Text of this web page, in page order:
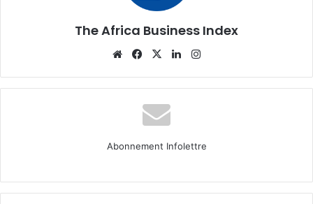
The Africa Business Index
WebsiteFacebook
X Linkedin
Abonnement Infolettre